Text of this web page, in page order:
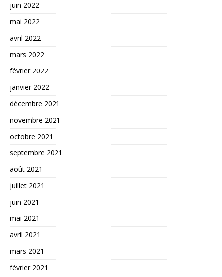
juin 2022
mai 2022
avril 2022
mars 2022
février 2022
janvier 2022
décembre 2021
novembre 2021
octobre 2021
septembre 2021
août 2021
juillet 2021
juin 2021
mai 2021
avril 2021
mars 2021
février 2021